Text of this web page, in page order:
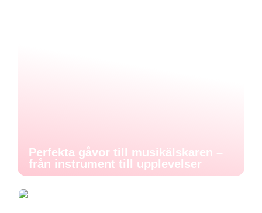
Perfekta gåvor till musikälskaren –
från instrument till upplevelser